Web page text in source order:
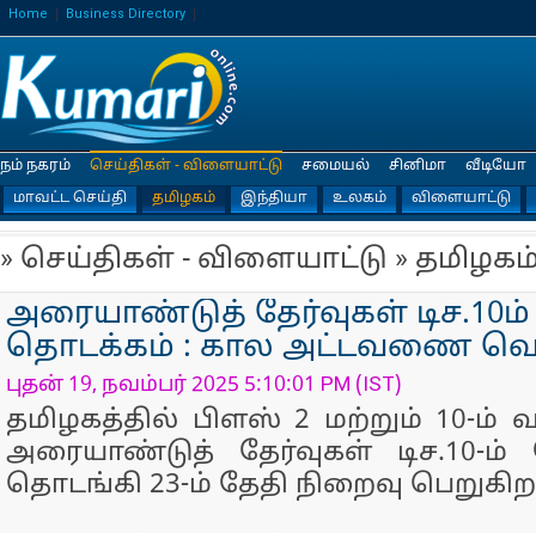
Home Business Directory
நம் நகரம்
செய்திகள் - விளையாட்டு
மாவட்ட செய்தி
தமிழகம் இந்தியா உலகம் விளையாட்டு
சமையல் சினிமா வீடியோ
» செய்திகள் - விளையாட்டு »
அரையாண்டுத் தேர்வுகள் டிச.10ம்
தொடக்கம் : கால அட்டவணை
புதன் 19, நவம்பர் 2025 5:10:01 PM (IST)
தமிழகத்தில் பிளஸ் 2 மற்றும் 10-ம்
அரையாண்டுத் தேர்வுகள் டிச.10-ம்
தொடங்கி 23-ம் தேதி நிறைவு